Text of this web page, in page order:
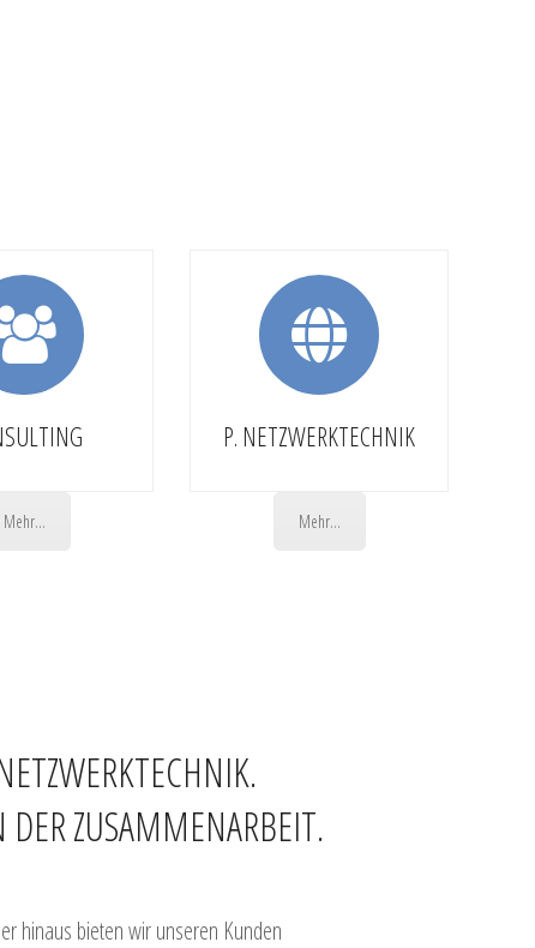
Mehr...
P. NETZWERKTECHNIK
Mehr...
ZUSAMMENARBEIT.
hinaus bieten wir unseren Kunden